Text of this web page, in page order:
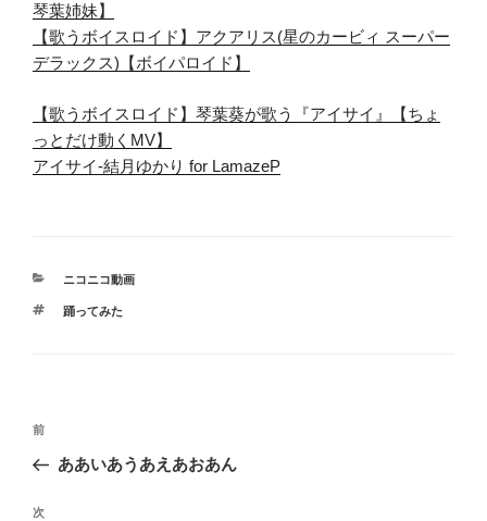
琴葉姉妹】
【歌うボイスロイド】アクアリス(星のカービィ スーパー
デラックス)【ボイパロイド】
【歌うボイスロイド】琴葉葵が歌う『アイサイ』【ちょ
っとだけ動くMV】
アイサイ-結月ゆかり for LamazeP
カ
ゴ
ニコニコ動画
タ
踊ってみた
投
ナ
ビ
前
の
稿
前
ああいあうあえあおあん
次
次